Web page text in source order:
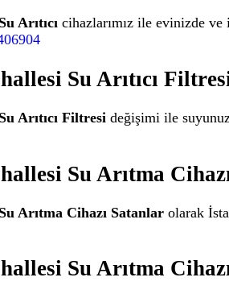
Arıtıcı cihazlarımız ile evinizde
Su Arıtıcı
Arıtıcı Filtresi değişimi ile
Su Arıtma
Arıtma Cihazı Satanlar olarak
Su Arıtma